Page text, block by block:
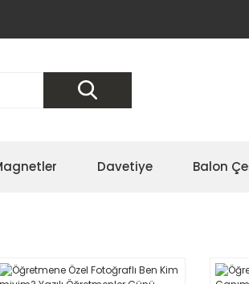
Davetiye Balon